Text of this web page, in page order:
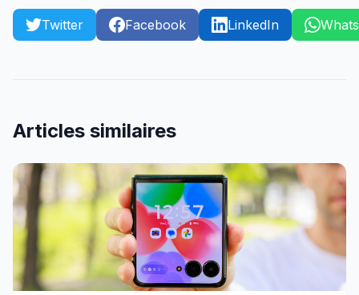
Twitter Facebook LinkedIn
Articles similaires